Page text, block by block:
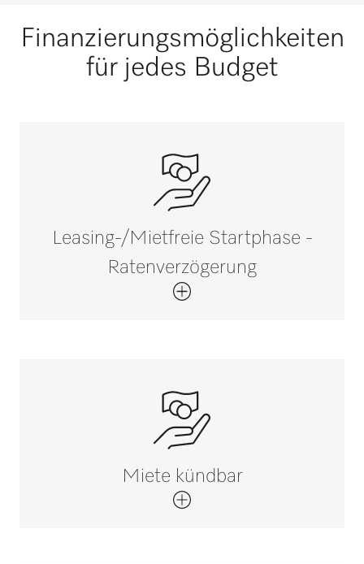
Finanzierungsmöglichkeiten
für jedes Budget
Leasing-/Mietfreie Startphase -
Ratenverzögerung
Miete kündbar